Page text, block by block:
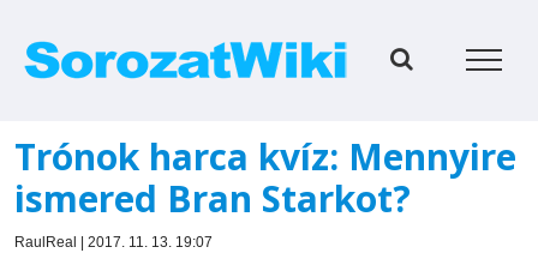
Trónok harca kvíz: Mennyire
ismered Bran Starkot?
RaulReal | 2017. 11. 13. 19:07